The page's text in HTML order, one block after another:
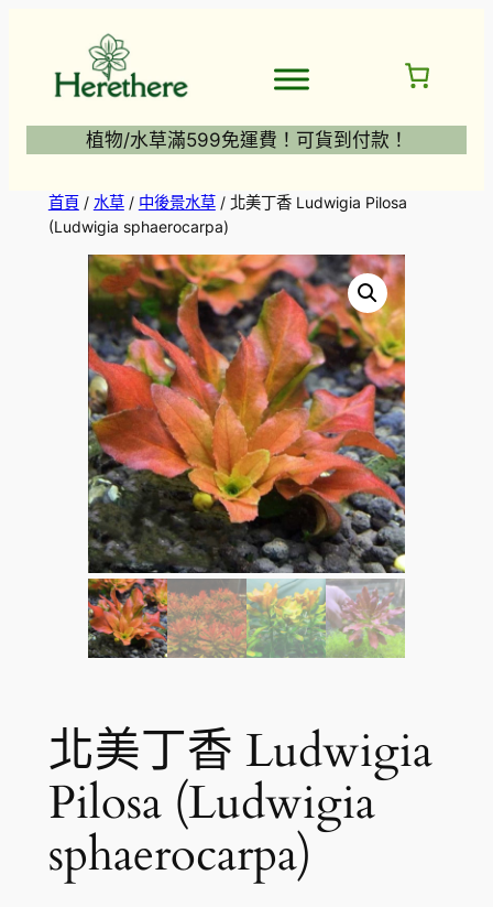
植物/水草滿599免運費！可貨到付款！
首頁/ 水草/ 中後景水草/ 北美丁香 Ludwigia Pilosa
(Ludwigia sphaerocarpa)
北美丁香 Ludwigia
Pilosa (Ludwigia
sphaerocarpa)